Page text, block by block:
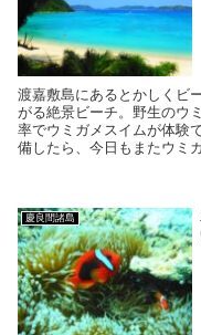
渡嘉敷島にあるとかしくビ
がる絶景ビーチ。野生のウ
率でウミガメスイムが体験
備したら、今日もまたウミ
慶良間諸島